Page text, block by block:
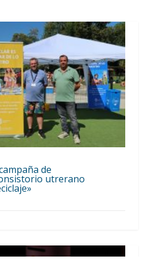
de
utrerano